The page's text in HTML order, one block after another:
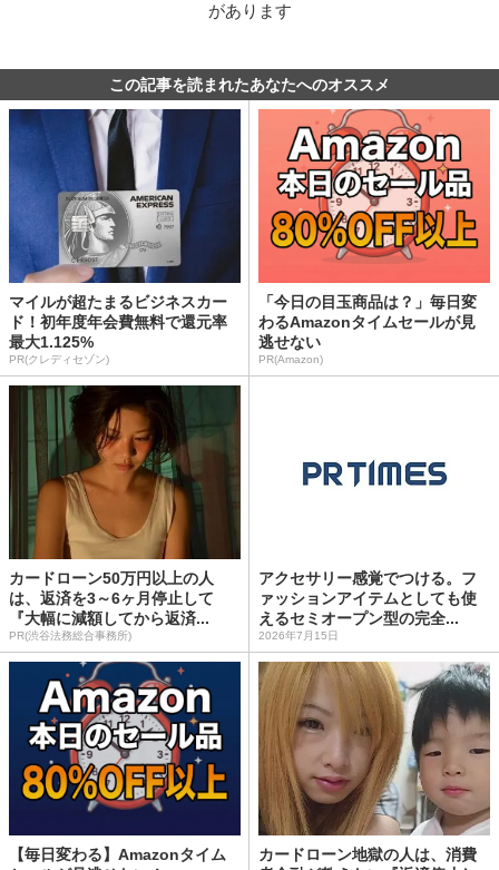
があります
この記事を読まれたあなたへのオススメ
マイルが超たまるビジネスカー
ド！初年度年会費無料で還元率
最大1.125%
PR(クレディセゾン)
「今日の目玉商品は？」毎日変
わるAmazonタイムセールが見
逃せない
PR(Amazon)
カードローン50万円以上の人
は、返済を3～6ヶ月停止して
『大幅に減額してから返済...
PR(渋谷法務総合事務所)
アクセサリー感覚でつける。フ
ァッションアイテムとしても使
えるセミオープン型の完全...
2026年7月15日
【毎日変わる】Amazonタイム
カードローン地獄の人は、消費